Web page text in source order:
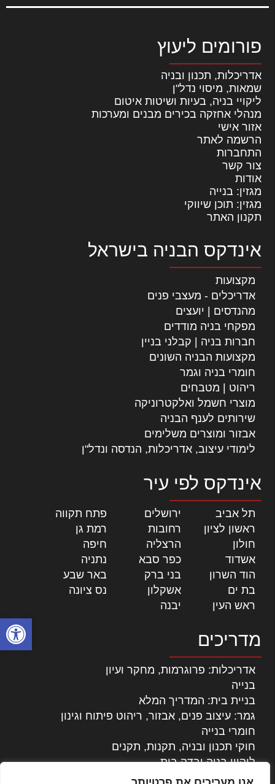
פתח
פורומים ליעוץ
אדריכלות, תכנון ובניה
שמאות, מיסוי נדל"ן
ליקויי בניה, בעיות ושיטות איטום
מנהלי אחזקה בכירים מבנים ומערכות
אזור אישי
הרשמה לאתר
התחברות
צור קשר
אודות
מגזין: בנייה
מגזין: תוכן שיווקי
תקנון האתר
אינדקס הבניה בישראל
מקצועות
אדריכלים - מעצבי פנים
מהנדסים | יועצים
מפקחי בניה מודדים
חברות בניה | קבלני בניין
מקצועות הבניה השונים
חומרי בניה וגמר
ריהוט | מטבחים
מוצרי חשמל ואלקטרוניקה
שירותים לענף הבניה
אבזור ומוצרים משלימים
לימודי עיצוב, אדריכלות, הנדסה ונדל"ן
אינדקס לפי עיר
תל אביב ירושלים פתח תקווה
ראשון לציון
רחובות רמת גן
חולון
הרצליה חיפה
אשדוד
כפר סבא נתניה
הוד השרון
בני ברק באר שבע
בת ים
אשקלון נס ציונה
ראש העין
יבנה
מדריכים
אדריכלות: פרוגרמות, מחקר ועיון
בנייה
בניית בית: המדריך המלא
גמר: עיצוב פנים, אבזור, ריהוט פיתוח וגינון
חומרי בנייה
חוקי תכנון ובניה, תקנות, תקנים
ליקויי בניה ובדק בית
נדל"ן: זכויות, אגרות ועסקאות